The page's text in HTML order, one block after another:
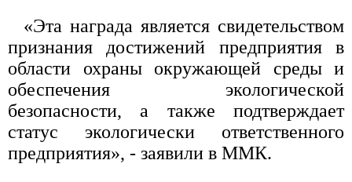
«Эта награда является свидетельством
признания достижений предприятия в
области охраны окружающей среды и
обеспечения экологической
безопасности, а также подтверждает
статус экологически ответственного
предприятия», - заявили в ММК.